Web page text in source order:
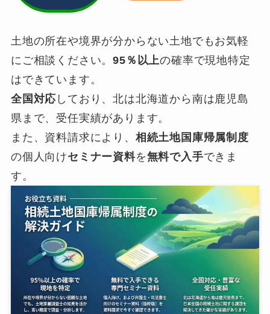
土地の所在や境界が分からない土地でもお気軽
にご相談ください。95％以上の確率で現地特定
はできています。
全国対応 しており、北は北海道から南は鹿児島
県まで、受任実績があります。
また、資料請求により、 相続土地国庫帰属制度
の個人向けセミナー資料を無料で入手できま
す。